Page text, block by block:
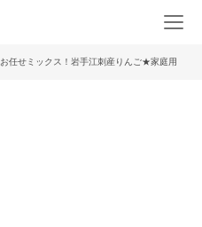
お任せミックス！岩手江刺産りんご★家庭用